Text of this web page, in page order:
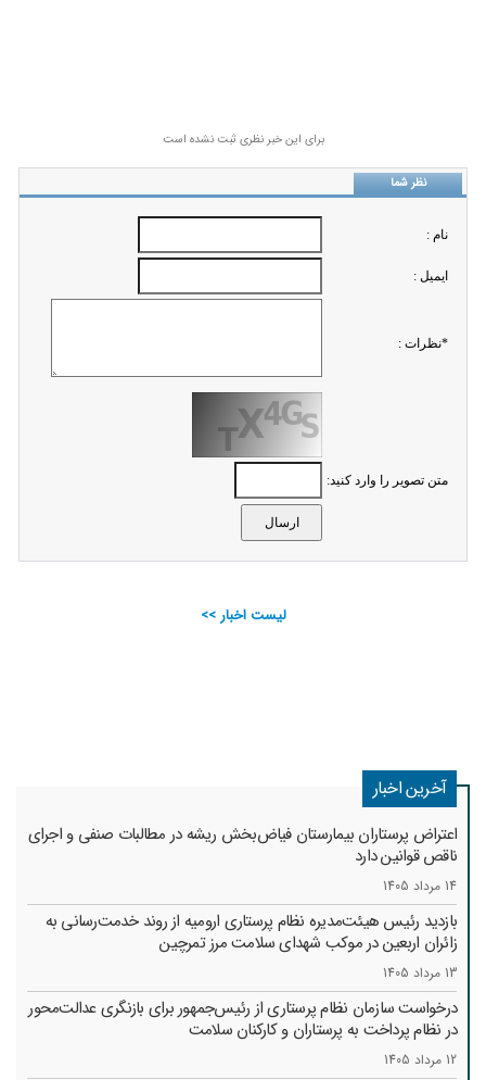
برای این خبر نظری ثبت نشده است
نظر شما
نام :
ايميل :
*نظرات :
متن تصویر را وارد کنید:
لیست اخبار >>
آخرین اخبار
اعتراض پرستاران بیمارستان فیاض‌بخش ریشه در مطالبات صنفی و اجرای
ناقص قوانین دارد
14 مرداد 1405
بازدید رئیس هیئت‌مدیره نظام پرستاری ارومیه از روند خدمت‌رسانی به
زائران اربعین در موکب شهدای سلامت مرز تمرچین
13 مرداد 1405
درخواست سازمان نظام پرستاری از رئیس‌جمهور برای بازنگری عدالت‌محور
در نظام پرداخت به پرستاران و کارکنان سلامت
12 مرداد 1405